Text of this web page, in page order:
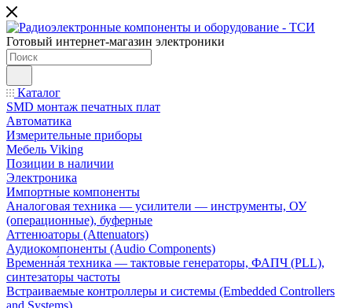
Готовый интернет-магазин электроники
Каталог
SMD монтаж печатных плат
Автоматика
Измерительные приборы
Мебель Viking
Позиции в наличии
Электроника
Импортные компоненты
Аналоговая техника — усилители — инструменты, ОУ
(операционные), буферные
Аттенюаторы (Attenuators)
Аудиокомпоненты (Audio Components)
Временна́я техника — тактовые генераторы, ФАПЧ (PLL),
синтезаторы частоты
Встраиваемые контроллеры и системы (Embedded Controllers
and Systems)